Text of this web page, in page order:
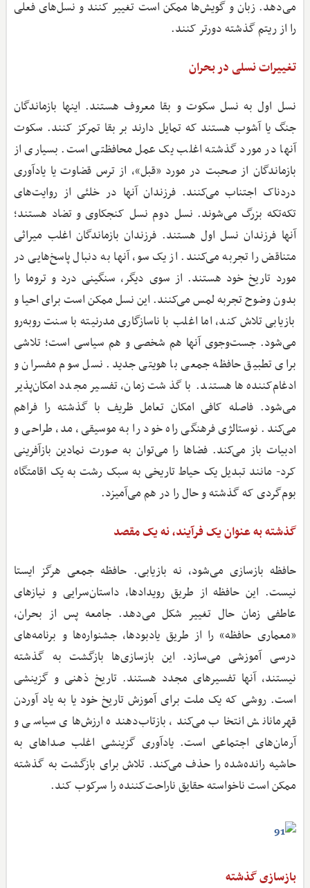
می‌دهد. زبان و گویش‌ها ممکن است تغییر کنند و نسل‌های فعلی
را از ریتم گذشته دورتر کنند.
تغییرات نسلی در بحران
نسل اول به نسل سکوت و بقا معروف هستند. اینها بازماندگان
جنگ یا آشوب هستند که تمایل دارند بر بقا تمرکز کنند. سکوت
آنها در مورد گذشته اغلب یک عمل محافظتی است. بسیاری از
بازماندگان از صحبت در مورد «قبل»، از ترس قضاوت یا یادآوری
دردناک اجتناب می‌کنند. فرزندان آنها در خلئی از روایت‌های
تکه‌تکه بزرگ می‌شوند. نسل دوم نسل کنجکاوی و تضاد هستند؛
آنها فرزندان نسل اول هستند. فرزندان بازماندگان اغلب میراثی
متناقض را تجربه می‌کنند. از یک سو، آنها به دنبال پاسخ‌هایی در
مورد تاریخ خود هستند. از سوی دیگر، سنگینی درد و تروما را
بدون وضوح تجربه لمس می‌کنند. این نسل ممکن است برای احیا و
بازیابی تلاش کند، اما اغلب با ناسازگاری مدرنیته با سنت روبه‌رو
می‌شود. جست‌وجوی آنها هم شخصی و هم سیاسی است؛ تلاشی
برای تطبیق حافظه جمعی با هویتی جدید. نسل سوم مفسران و
ادغام‌کننده‌ها هستند. با گذشت زمان، تفسیر مجدد امکان‌پذیر
می‌شود. فاصله کافی امکان تعامل ظریف با گذشته را فراهم
می‌کند. نوستالژی فرهنگی راه خود را به موسیقی، مد، طراحی و
ادبیات باز می‌کند. فضاها را می‌توان به صورت نمادین بازآفرینی
کرد- مانند تبدیل یک حیاط تاریخی به سبک رشت به یک اقامتگاه
بوم‌گردی که گذشته و حال را در هم می‌آمیزد.
گذشته به عنوان یک فرآیند، نه یک مقصد
حافظه بازسازی می‌شود، نه بازیابی. حافظه جمعی هرگز ایستا
نیست. این حافظه از طریق رویدادها، داستان‌سرایی و نیازهای
عاطفی زمان حال تغییر شکل می‌دهد. جامعه پس از بحران،
«معماری حافظه» را از طریق یادبودها، جشنواره‌ها و برنامه‌های
درسی آموزشی می‌سازد. این بازسازی‌ها بازگشت به گذشته
نیستند، آنها تفسیرهای مجدد هستند. تاریخ ذهنی و گزینشی
است. روشی که یک ملت برای آموزش تاریخ خود یا به یاد آوردن
قهرمانانش انتخاب می‌کند، بازتاب‌دهنده ارزش‌های سیاسی و
آرمان‌های اجتماعی است. یادآوری گزینشی اغلب صداهای به
حاشیه رانده‌شده را حذف می‌کند. تلاش برای بازگشت به گذشته
ممکن است ناخواسته حقایق ناراحت‌کننده را سرکوب کند.
بازسازی گذشته